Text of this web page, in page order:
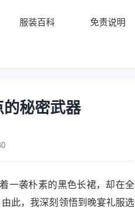
服装百科 免责说明
秘密武器
一袭朴素的黑色长裙，却在全
此，我深刻领悟到晚宴礼服选